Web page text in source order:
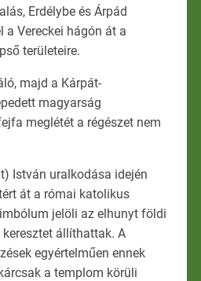
Erdélybe és Árpád
a Vereckei hágón át a
területeire.
majd a Kárpát-
magyarság
meglétét a régészet nem
István uralkodása idején
át a római katolikus
jelöli az elhunyt földi
állíthattak. A
egyértelműen ennek
a templom körüli